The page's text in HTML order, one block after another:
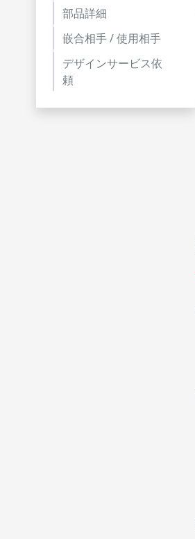
部品詳細
嵌合相手 / 使用相手
デザインサービス依
頼